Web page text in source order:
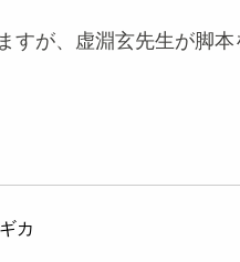
すが、虚淵玄先生が脚
カ